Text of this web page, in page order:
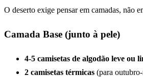
O deserto exige pensar em camadas, não
Camada Base (junto à pele)
4-5 camisetas de algodão leve ou
2 camisetas térmicas (para